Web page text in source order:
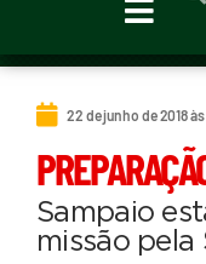
22 de junho de 2018
Sampaio
missão pela